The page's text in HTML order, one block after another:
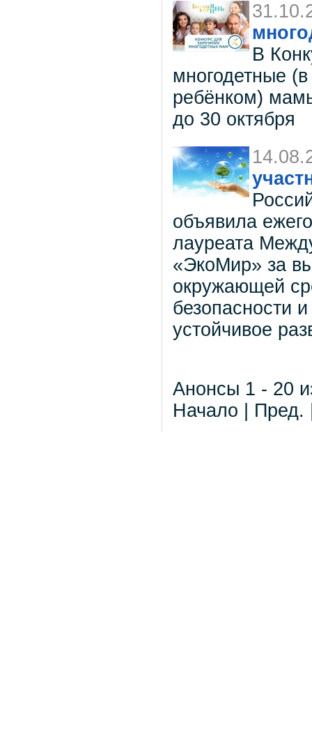
В
многодетные
ребёнком)
до 30 октября
объявила
лауреата
«ЭкоМир» за
окружающей
безопасности
устойчивое
Анонсы 1 - 20
Начало |